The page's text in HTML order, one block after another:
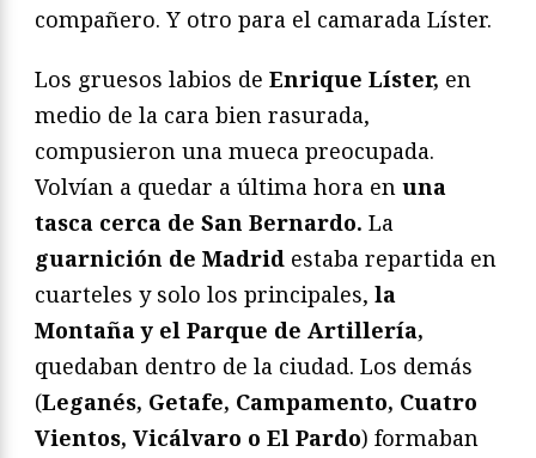
compañero. Y otro para el camarada Líster.
Los gruesos labios de Enrique Líster, en
medio de la cara bien rasurada,
compusieron una mueca preocupada.
Volvían a quedar a última hora en una
tasca cerca de San Bernardo. La
guarnición de Madrid estaba repartida en
cuarteles y solo los principales, la
Montaña y el Parque de Artillería,
quedaban dentro de la ciudad. Los demás
(Leganés, Getafe, Campamento, Cuatro
Vientos, Vicálvaro o El Pardo) formaban